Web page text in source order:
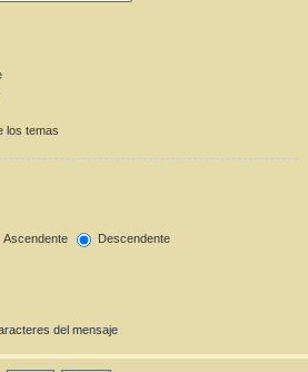
los temas
Ascendente
Descendente
del mensaje